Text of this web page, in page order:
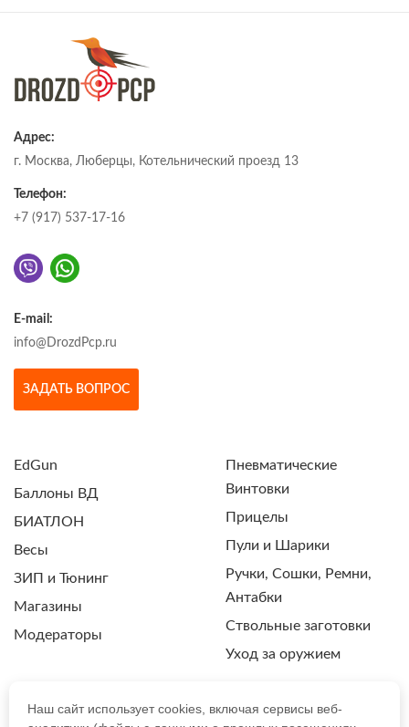
Адрес:
г. Москва, Люберцы, Котельнический проезд 13
Телефон:
+7 (917) 537-17-16
E-mail:
info@DrozdPcp.ru
ЗАДАТЬ ВОПРОС
EdGun
Баллоны ВД
БИАТЛОН
Весы
ЗИП и Тюнинг
Магазины
Модераторы
Пневматические
Винтовки
Прицелы
Пули и Шарики
Ручки, Сошки, Ремни,
Антабки
Ствольные заготовки
Уход за оружием
Наш сайт использует cookies, включая сервисы веб-